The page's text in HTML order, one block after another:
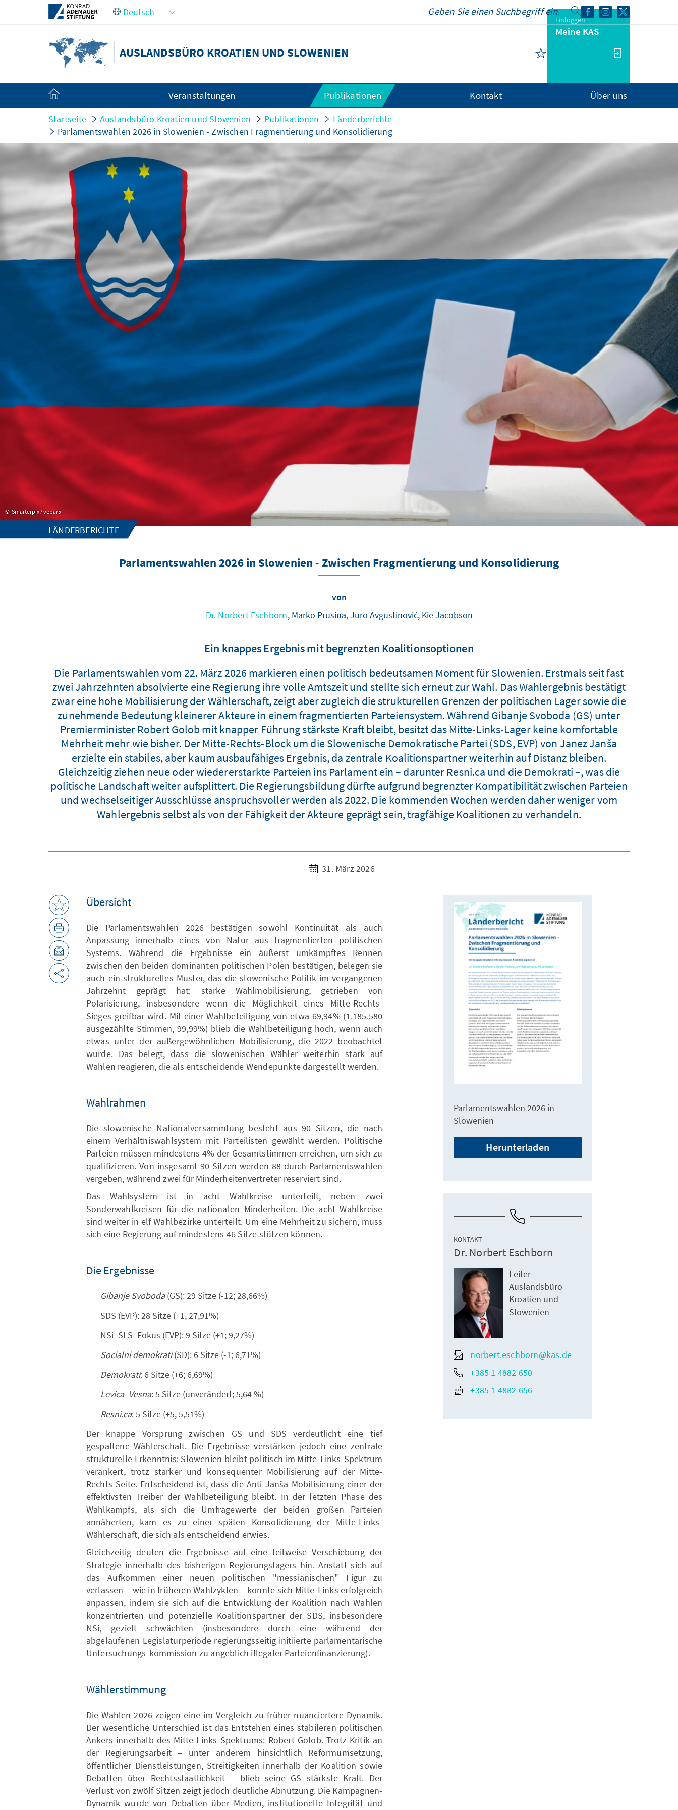
Zum Hauptinhalt springen
AUSLANDSBÜRO KROATIEN UND SLOWENIEN
Einloggen
Meine KAS
Veranstaltungen Publikationen Kontakt Über uns
Startseite Auslandsbüro Kroatien und Slowenien Publikationen
Länderberichte
Parlamentswahlen 2026 in Slowenien - Zwischen Fragmentierung und Konsolidierung
Smarterpix / vepar5
LÄNDERBERICHTE
Parlamentswahlen 2026 in Slowenien - Zwischen Fragmentierung und Konsolidierung
von
Dr. Norbert Eschborn, Marko Prusina, Juro Avgustinović, Kie Jacobson
Ein knappes Ergebnis mit begrenzten Koalitionsoptionen
Die Parlamentswahlen vom 22. März 2026 markieren einen politisch bedeutsamen Moment für Slowenien. Erstmals seit fast
zwei Jahrzehnten absolvierte eine Regierung ihre volle Amtszeit und stellte sich erneut zur Wahl. Das Wahlergebnis bestätigt
zwar eine hohe Mobilisierung der Wählerschaft, zeigt aber zugleich die strukturellen Grenzen der politischen Lager sowie die
zunehmende Bedeutung kleinerer Akteure in einem fragmentierten Parteiensystem. Während Gibanje Svoboda (GS) unter
Premierminister Robert Golob mit knapper Führung stärkste Kraft bleibt, besitzt das Mitte-Links-Lager keine komfortable
Mehrheit mehr wie bisher. Der Mitte-Rechts-Block um die Slowenische Demokratische Partei (SDS, EVP) von Janez Janša
erzielte ein stabiles, aber kaum ausbaufähiges Ergebnis, da zentrale Koalitionspartner weiterhin auf Distanz bleiben.
Gleichzeitig ziehen neue oder wiedererstarkte Parteien ins Parlament ein – darunter Resni.ca und die Demokrati –, was die
politische Landschaft weiter aufsplittert. Die Regierungsbildung dürfte aufgrund begrenzter Kompatibilität zwischen Parteien
und wechselseitiger Ausschlüsse anspruchsvoller werden als 2022. Die kommenden Wochen werden daher weniger vom
Wahlergebnis selbst als von der Fähigkeit der Akteure geprägt sein, tragfähige Koalitionen zu verhandeln.
31. März 2026
Übersicht
Die Parlamentswahlen 2026 bestätigen sowohl Kontinuität als auch
Anpassung innerhalb eines von Natur aus fragmentierten politischen
Systems. Während die Ergebnisse ein äußerst umkämpftes Rennen
zwischen den beiden dominanten politischen Polen bestätigen, belegen sie
auch ein strukturelles Muster, das die slowenische Politik im vergangenen
Jahrzehnt geprägt hat: starke Wahlmobilisierung, getrieben von
Polarisierung, insbesondere wenn die Möglichkeit eines Mitte-Rechts-
Sieges greifbar wird. Mit einer Wahlbeteiligung von etwa 69,94% (1.185.580
ausgezählte Stimmen, 99,99%) blieb die Wahlbeteiligung hoch, wenn auch
etwas unter der außergewöhnlichen Mobilisierung, die 2022 beobachtet
wurde. Das belegt, dass die slowenischen Wähler weiterhin stark auf
Wahlen reagieren, die als entscheidende Wendepunkte dargestellt werden.
Wahlrahmen
Die slowenische Nationalversammlung besteht aus 90 Sitzen, die nach
einem Verhältniswahlsystem mit Parteilisten gewählt werden. Politische
Parteien müssen mindestens 4% der Gesamtstimmen erreichen, um sich zu
qualifizieren. Von insgesamt 90 Sitzen werden 88 durch Parlamentswahlen
vergeben, während zwei für Minderheitenvertreter reserviert sind.
Das Wahlsystem ist in acht Wahlkreise unterteilt, neben zwei
Sonderwahlkreisen für die nationalen Minderheiten. Die acht Wahlkreise
sind weiter in elf Wahlbezirke unterteilt. Um eine Mehrheit zu sichern, muss
sich eine Regierung auf mindestens 46 Sitze stützen können.
Die Ergebnisse
Gibanje Svoboda(GS): 29 Sitze (-12; 28,66%)
SDS (EVP): 28 Sitze (+1, 27,91%)
NSi–SLS–Fokus (EVP): 9 Sitze (+1; 9,27%)
Socialni demokrati(SD): 6 Sitze (-1; 6,71%)
Demokrati: 6 Sitze (+6; 6,69%)
Levica–Vesna: 5 Sitze (unverändert; 5,64 %)
Resni.ca: 5 Sitze (+5, 5,51%)
Der knappe Vorsprung zwischen GS und SDS verdeutlicht eine tief
gespaltene Wählerschaft. Die Ergebnisse verstärken jedoch eine zentrale
strukturelle Erkenntnis: Slowenien bleibt politisch im Mitte-Links-Spektrum
verankert, trotz starker und konsequenter Mobilisierung auf der Mitte-
Rechts-Seite. Entscheidend ist, dass die Anti-Janša-Mobilisierung einer der
effektivsten Treiber der Wahlbeteiligung bleibt. In der letzten Phase des
Wahlkampfs, als sich die Umfragewerte der beiden großen Parteien
annäherten, kam es zu einer späten Konsolidierung der Mitte-Links-
Wählerschaft, die sich als entscheidend erwies.
Gleichzeitig deuten die Ergebnisse auf eine teilweise Verschiebung der
Strategie innerhalb des bisherigen Regierungslagers hin. Anstatt sich auf
das Aufkommen einer neuen politischen "messianischen" Figur zu
verlassen – wie in früheren Wahlzyklen – konnte sich Mitte-Links erfolgreich
anpassen, indem sie sich auf die Entwicklung der Koalition nach Wahlen
konzentrierten und potenzielle Koalitionspartner der SDS, insbesondere
NSi, gezielt schwächten (insbesondere durch eine während der
abgelaufenen Legislaturperiode regierungsseitig initiierte parlamentarische
Untersuchungs-kommission zu angeblich illegaler Parteienfinanzierung).
Wählerstimmung
Die Wahlen 2026 zeigen eine im Vergleich zu früher nuanciertere Dynamik.
Der wesentliche Unterschied ist das Entstehen eines stabileren politischen
Ankers innerhalb des Mitte-Links-Spektrums: Robert Golob. Trotz Kritik an
der Regierungsarbeit – unter anderem hinsichtlich Reformumsetzung,
öffentlicher Dienstleistungen, Streitigkeiten innerhalb der Koalition sowie
Debatten über Rechtsstaatlichkeit – blieb seine GS stärkste Kraft. Der
Verlust von zwölf Sitzen zeigt jedoch deutliche Abnutzung. Die Kampagnen-
Dynamik wurde von Debatten über Medien, institutionelle Integrität und
Parlamentswahlen 2026 in
Slowenien
Herunterladen
KONTAKT
Dr. Norbert Eschborn
Leiter
Auslandsbüro
Kroatien und
Slowenien
norbert.eschborn@kas.de
+385 1 4882 650
+385 1 4882 656